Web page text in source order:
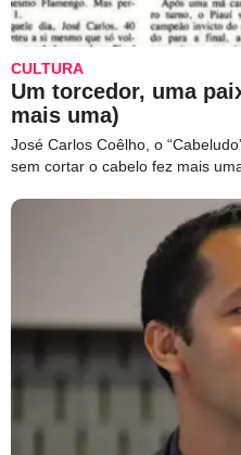
CULTURA
Um torcedor, uma
mais uma)
José Carlos Coêlho, o
sem cortar o cabelo fez mais